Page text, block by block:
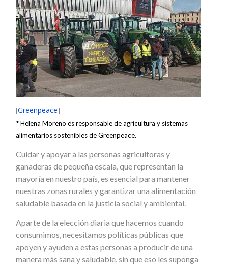
[Greenpeace]
* Helena Moreno es responsable de agricultura y sistemas
alimentarios sostenibles de Greenpeace.
Cuidar y apoyar a las personas agricultoras y
ganaderas de pequeña escala, que representan la
mayoría en nuestro país, es esencial para mantener
nuestras zonas rurales y garantizar una alimentación
saludable basada en la justicia social y ambiental.
Aparte de la elección diaria que hacemos cuando
consumimos, necesitamos políticas públicas que
apoyen y ayuden a estas personas a producir de una
manera más sana y saludable, sin que eso les suponga